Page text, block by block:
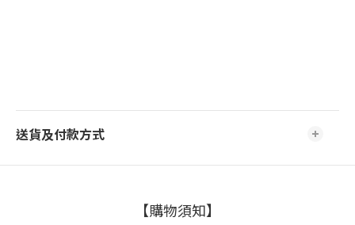
送貨及付款方式
【購物須知】